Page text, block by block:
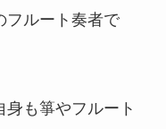
フルート奏者で
身も箏やフルート